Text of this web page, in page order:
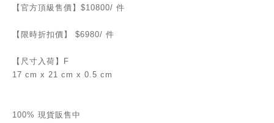
【官方頂級售價】 $10800/ 件
【限時折扣價】 $6980/ 件
【 尺寸入荷】
F
17 cm x 21 cm x 0.5 cm
100% 現貨販售中